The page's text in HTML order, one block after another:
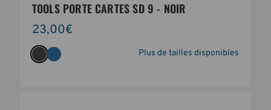
TOOLS PORTE CARTES SD 9 - NOIR
23,00€
Plus de tailles disponibles